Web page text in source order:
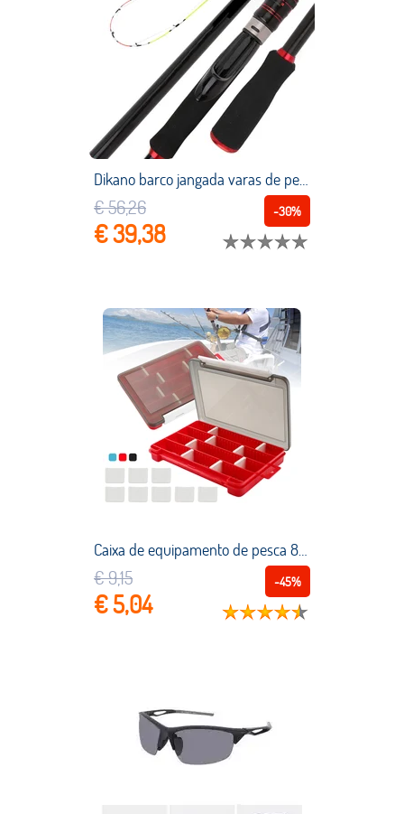
Dikano barco jangada varas de pesca haste fiação varas de pesca do oceano 1.3/1.5/1.8m dicas led ul carbono engrenagem de pesca acessórios
-30%
€ 56,26
€ 39,38
Caixa de equipamento de pesca 8 divisores removíveis isca de pesca gancho acessórios caixa de armazenamento de plástico à prova dwaterproof água caso organizador
-45%
€ 9,15
€ 5,04